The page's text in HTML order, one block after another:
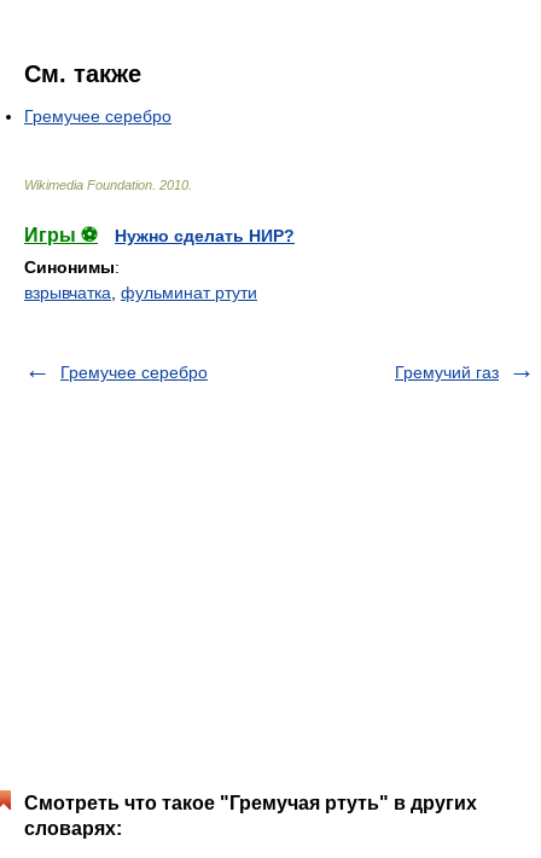
См. также
Гремучее серебро
Wikimedia Foundation 2010
Игры ⚽
Нужно сделать НИР?
Синонимы:
взрывчатка фульминат ртути
Гремучее серебро Гремучий газ
Смотреть что такое "Гремучая ртуть" в других
словарях: